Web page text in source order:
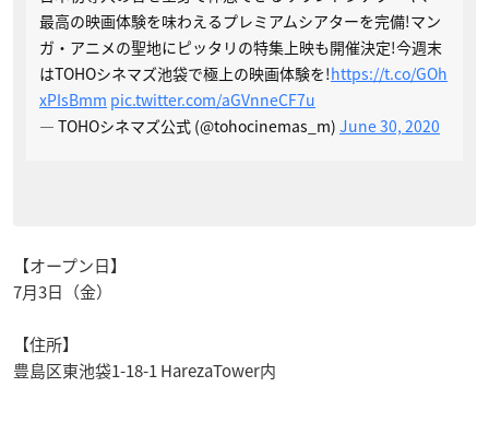
最高の映画体験を味わえるプレミアムシアターを完備!マン
ガ・アニメの聖地にピッタリの特集上映も開催決定!今週末
はTOHOシネマズ池袋で極上の映画体験を!https://t.co/GOh
xPIsBmm pic.twitter.com/aGVnneCF7u
— TOHOシネマズ公式 (@tohocinemas_m) June 30, 2020
【オープン日】
7月3日（金）
【住所】
豊島区東池袋1-18-1 HarezaTower内